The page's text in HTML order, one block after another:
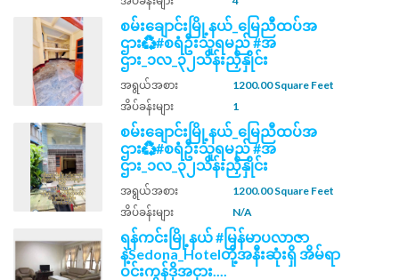
စမ်းချောင်းမြို့နယ်_မြေညီထပ်အ
ဌား♻️#စရံဦးသူရမည် #အ
ဌား_၁လ_၃၂သိန်းညှိနှိုင်း
အရွယ်အစား
1200.00 Square Feet
အိပ်ခန်းများ
1
စမ်းချောင်းမြို့နယ်_မြေညီထပ်အ
ဌား♻️#စရံဦးသူရမည် #အ
ဌား_၁လ_၃၂သိန်းညှိနှိုင်း
အရွယ်အစား
1200.00 Square Feet
အိပ်ခန်းများ
N/A
ရန်ကင်းမြို့နယ် #မြန်မာပလာဇာ
နဲ့Sedona_Hotelတို့အနီးဆုံးရှိ အိမ်ရာ
ဝင်းကွန်ဒိုအငှား....